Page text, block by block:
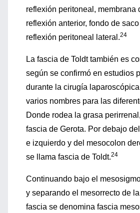
reflexión peritoneal, membrana
reflexión anterior, fondo de
reflexión peritoneal lateral.24
La fascia de Toldt también es
según se confirmó en estudios
durante la cirugía
varios nombres para las
Donde rodea la grasa
fascia de Gerota. Por debajo
e izquierdo y del mesocolon
se llama fascia de Toldt.24
Continuando bajo el
y separando el mesorrecto de
fascia se denomina fascia